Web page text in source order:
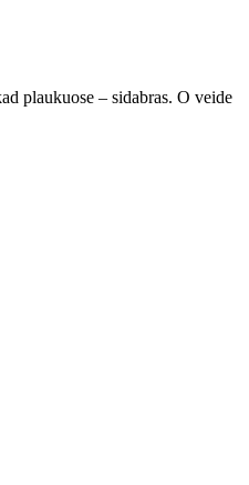
plaukuose – sidabras. O veide